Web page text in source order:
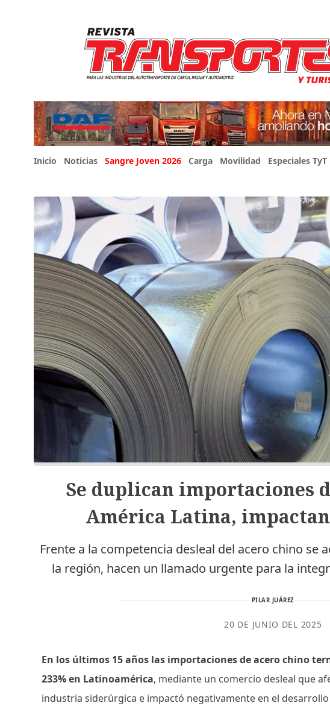
Inicio Noticias Sangre Joven 2026 Carga Movilidad Especiales TyT
Se duplican importaciones
América Latina,
Frente a la competencia desleal del acero chino se
la región, hacen un llamado urgente para la
PILAR JUÁREZ
20 DE JUNIO DEL 2025
En los últimos 15 años las importaciones de acero chino
233% en Latinoamérica, mediante un comercio desleal que
industria siderúrgica e impactó negativamente en el